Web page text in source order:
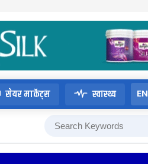
सेयर मार्केट्स स्वास्थ्य EN